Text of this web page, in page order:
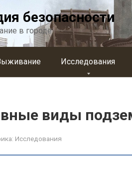
безопасности
в городе
Исследования
виды
Исследования